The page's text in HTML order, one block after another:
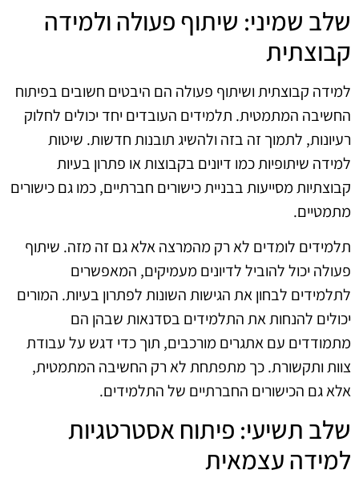
שלב שמיני: שיתוף פעולה ולמידה
קבוצתית
למידה קבוצתית ושיתוף פעולה הם היבטים חשובים בפיתוח
החשיבה המתמטית. תלמידים העובדים יחד יכולים לחלוק
רעיונות, לתמוך זה בזה ולהשיג תובנות חדשות. שיטות
למידה שיתופיות כמו דיונים בקבוצות או פתרון בעיות
קבוצתיות מסייעות בבניית כישורים חברתיים, כמו גם כישורים
מתמטיים.
תלמידים לומדים לא רק מהמרצה אלא גם זה מזה. שיתוף
פעולה יכול להוביל לדיונים מעמיקים, המאפשרים
לתלמידים לבחון את הגישות השונות לפתרון בעיות. המורים
יכולים להנחות את התלמידים בסדנאות שבהן הם
מתמודדים עם אתגרים מורכבים, תוך כדי דגש על עבודת
צוות ותקשורת. כך מתפתחת לא רק החשיבה המתמטית,
אלא גם הכישורים החברתיים של התלמידים.
שלב תשיעי: פיתוח אסטרטגיות
למידה עצמאית